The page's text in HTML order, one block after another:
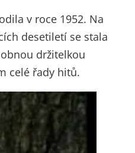
v roce 1952. Na
desetiletí se stala
držitelkou
celé řady hitů.